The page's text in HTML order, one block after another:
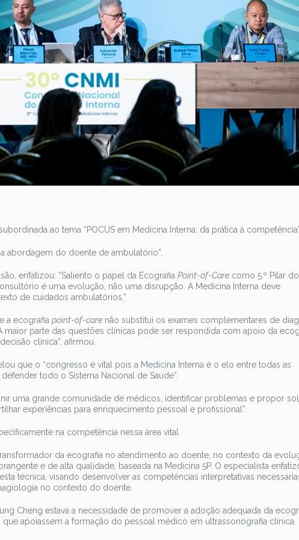
ao tema “POCUS em Medicina Interna: da prática à
abordagem do doente de ambulatório”.
enfatizou: “Saliento o papel da Ecografia Point-of-Care como 5.º Pilar
é uma evolução, não uma disrupção. A Medicina Interna deve
de cuidados ambulatórios.”
a ecografia point-of-care não substitui os exames complementares de
maior parte das questões clínicas pode ser respondida com apoio da
clínica”, afirmou.
que o “congresso é vital pois a Medicina Interna é o elo entre todas as
todo o Sistema Nacional de Saúde”.
uma grande comunidade de médicos, identificar problemas e propor
experiências para enriquecimento pessoal e profissional”.
na competência nessa área vital.
da ecografia no atendimento ao doente, no contexto da
e de alta qualidade, baseada na Medicina 5P. O especialista
técnica, visando desenvolver as competências interpretativas
no contexto do doente.
Cheng estava a necessidade de promover a adoção adequada da
apoiassem a formação do pessoal médico em ultrassonografia clínica.